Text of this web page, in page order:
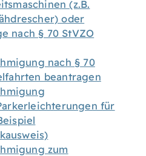
(z.B.
oder
nach § 70 StVZO
nach § 70
beantragen
für
zum